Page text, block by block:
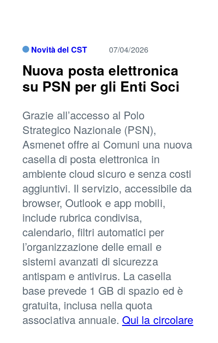
Novità del CST 07/04/2026
Nuova posta elettronica
su PSN per gli Enti Soci
Grazie all’accesso al Polo
Strategico Nazionale (PSN),
Asmenet offre ai Comuni una nuova
casella di posta elettronica in
ambiente cloud sicuro e senza costi
aggiuntivi. Il servizio, accessibile da
browser, Outlook e app mobili,
include rubrica condivisa,
calendario, filtri automatici per
l’organizzazione delle email e
sistemi avanzati di sicurezza
antispam e antivirus. La casella
base prevede 1 GB di spazio ed è
gratuita, inclusa nella quota
associativa annuale. Qui la circolare